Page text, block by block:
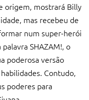
origem, mostrará Billy
mas recebeu de
num super-herói
SHAZAM!, o
poderosa versão
Contudo,
poderes para